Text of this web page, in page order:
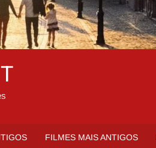
FILMES MAIS ANTIGOS